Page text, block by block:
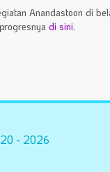
Anandastoon di
di sini.
- 2026